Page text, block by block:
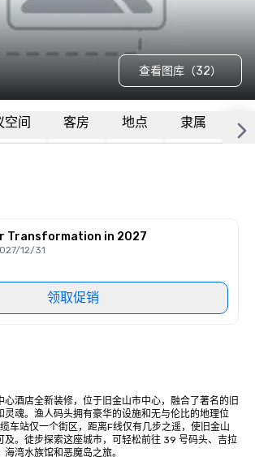
查看图库（32）
空间 客房 地点 隶属 更
Transformation in 2027
12/31
领取促销
心酒店全新装修，位于旧金山市中心，融合了著名的旧
灵魂。渔人码头拥有豪华的设施和无与伦比的地理位
车站仅一个街区，距离F线仅有几步之遥，使旧金山
及。徒步探索这座城市，可轻松前往 39 号码头、吉拉
湾水族馆和恶魔岛之旅。